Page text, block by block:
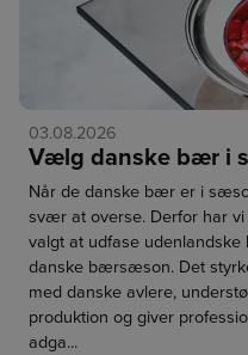
03.08.2026
Vælg danske bær i
Når de danske bær er i
svær at overse. Derfor har
valgt at udfase
danske bærsæson. Det
med danske avlere,
produktion og giver
adga...